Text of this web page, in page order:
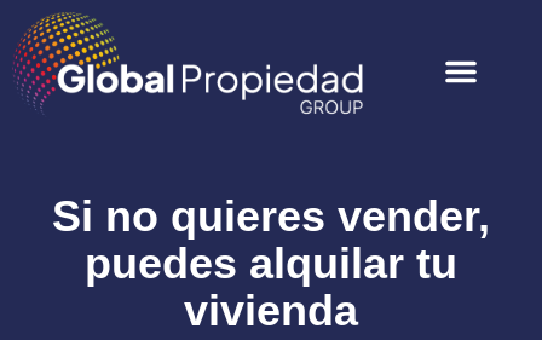
Si no quieres vender,
puedes alquilar tu
vivienda